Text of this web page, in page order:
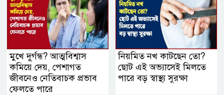
মুখে দুর্গন্ধ? আত্মবিশ্বাস
কমিয়ে দেয়, পেশাগত
জীবনেও নেতিবাচক প্রভাব
ফেলতে পারে
নিয়মিত নখ কাটছেন তো?
ছোট এই অভ্যাসেই মিলতে
পারে বড় স্বাস্থ্য সুরক্ষা